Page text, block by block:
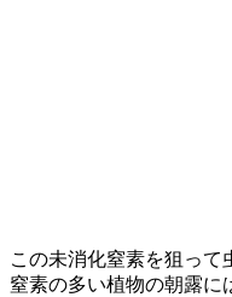
この未消化窒素を狙って
窒素の多い植物の朝露に